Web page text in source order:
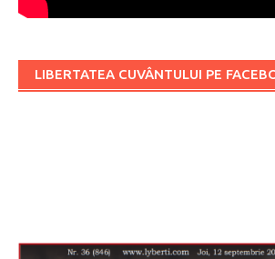
LIBERTATEA CUVÂNTULUI PE